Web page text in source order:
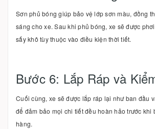
Sơn phủ bóng giúp bảo vệ lớp sơn màu, đồng
sáng cho xe. Sau khi phủ bóng, xe sẽ được
sấy khô tùy thuộc vào điều kiện thời tiết.
Bước 6: Lắp Ráp và
Cuối cùng, xe sẽ được lắp ráp lại như ban đầu
để đảm bảo mọi chi tiết đều hoàn hảo trước khi
hàng.